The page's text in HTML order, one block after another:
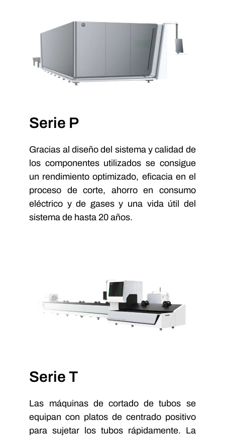
Serie P
Gracias al diseño del sistema y calidad de
los componentes utilizados se consigue
un rendimiento optimizado, eficacia en el
proceso de corte, ahorro en consumo
eléctrico y de gases y una vida útil del
sistema de hasta 20 años.
Serie T
Las máquinas de cortado de tubos se
equipan con platos de centrado positivo
para sujetar los tubos rápidamente. La